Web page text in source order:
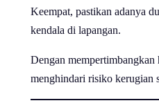
Keempat, pastikan adanya
kendala di lapangan.
Dengan mempertimbangkan
menghindari risiko kerugian